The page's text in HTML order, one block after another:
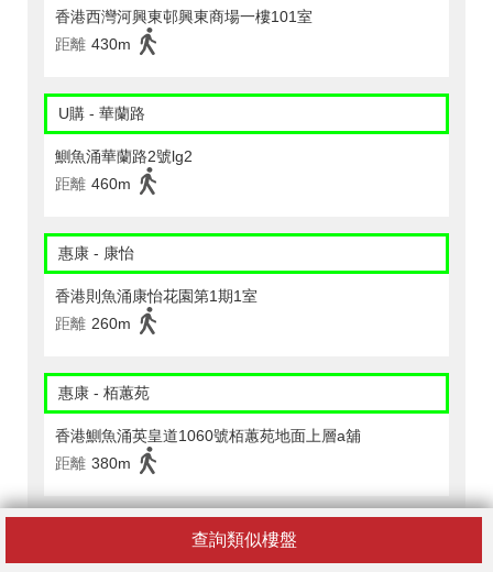
查詢類似樓盤
香港西灣河興東邨興東商場一樓101室
距離 430m
U購 - 華蘭路
鰂魚涌華蘭路2號lg2
距離 460m
惠康 - 康怡
香港則魚涌康怡花園第1期1室
距離 260m
惠康 - 栢蕙苑
香港鰂魚涌英皇道1060號栢蕙苑地面上層a舖
距離 380m
CircleK - 太古 (206)